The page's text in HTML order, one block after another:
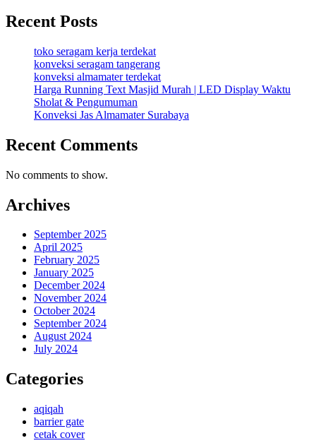
Recent Posts
toko seragam kerja terdekat
konveksi seragam tangerang
konveksi almamater terdekat
Harga Running Text Masjid Murah | LED Display Waktu
Sholat & Pengumuman
Konveksi Jas Almamater Surabaya
Recent Comments
No comments to show.
Archives
September 2025
April 2025
February 2025
January 2025
December 2024
November 2024
October 2024
September 2024
August 2024
July 2024
Categories
aqiqah
barrier gate
cetak cover